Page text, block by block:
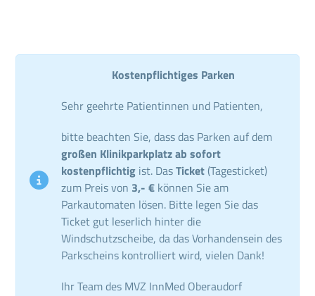
Kostenpflichtiges Parken
Sehr geehrte Patientinnen und Patienten,
bitte beachten Sie, dass das Parken auf dem
großen Klinikparkplatz ab sofort
kostenpflichtig ist. DasTicket (Tagesticket)
zum Preis von 3,- € können Sie am
Parkautomaten lösen. Bitte legen Sie das
Ticket gut leserlich hinter die
Windschutzscheibe, da das Vorhandensein des
Parkscheins kontrolliert wird, vielen Dank!
Ihr Team des MVZ InnMed Oberaudorf